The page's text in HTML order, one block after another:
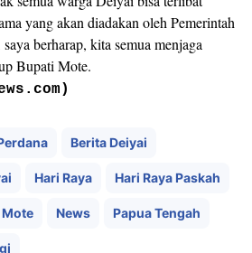
yang akan diadakan oleh Pemerintah
berharap, kita semua menjaga
Bupati Mote.
Berita Deiyai
Hari Raya Hari Raya Paskah
News Papua Tengah